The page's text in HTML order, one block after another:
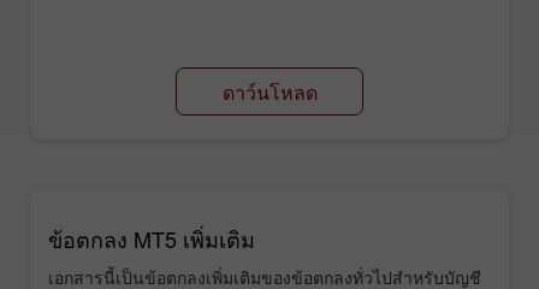
ดาว์นโหลด
ข้อตกลง MT5 เพิ่มเติม
เอกสารนี้เป็นข้อตกลงเพิ่มเติมของข้อตกลงทั่วไปสำหรับบัญชี